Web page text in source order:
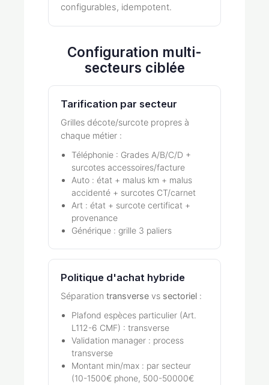
configurables, idempotent.
Configuration multi-
secteurs ciblée
Tarification par secteur
Grilles décote/surcote propres à
chaque métier :
Téléphonie : Grades A/B/C/D +
surcotes accessoires/facture
Auto : état + malus km + malus
accidenté + surcotes CT/carnet
Art : état + surcote certificat +
provenance
Générique : grille 3 paliers
Politique d'achat hybride
Séparation transverse vs sectoriel :
Plafond espèces particulier (Art.
L112-6 CMF) : transverse
Validation manager : process
transverse
Montant min/max : par secteur
(10-1500€ phone, 500-50000€